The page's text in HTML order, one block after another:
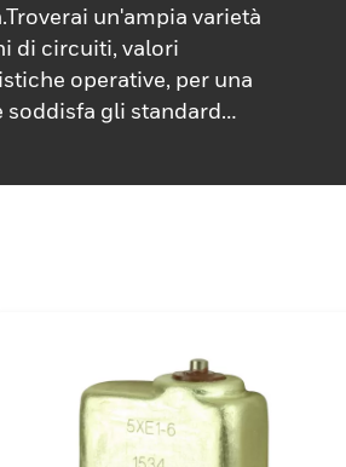
un'ampia varietà
di circuiti, valori
operative, per una
gli standard